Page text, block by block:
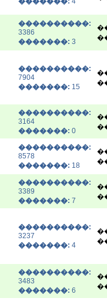
����������:
3386
�������: 3
����������:
7904
�������: 15
����������:
3164
�������: 0
����������:
8578
�������: 18
����������:
3389
�������: 7
����������:
3237
�������: 4
����������:
3483
�������: 6